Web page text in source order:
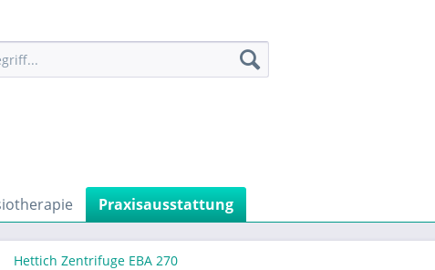
Praxisausstattung
Hettich Zentrifuge EBA 270